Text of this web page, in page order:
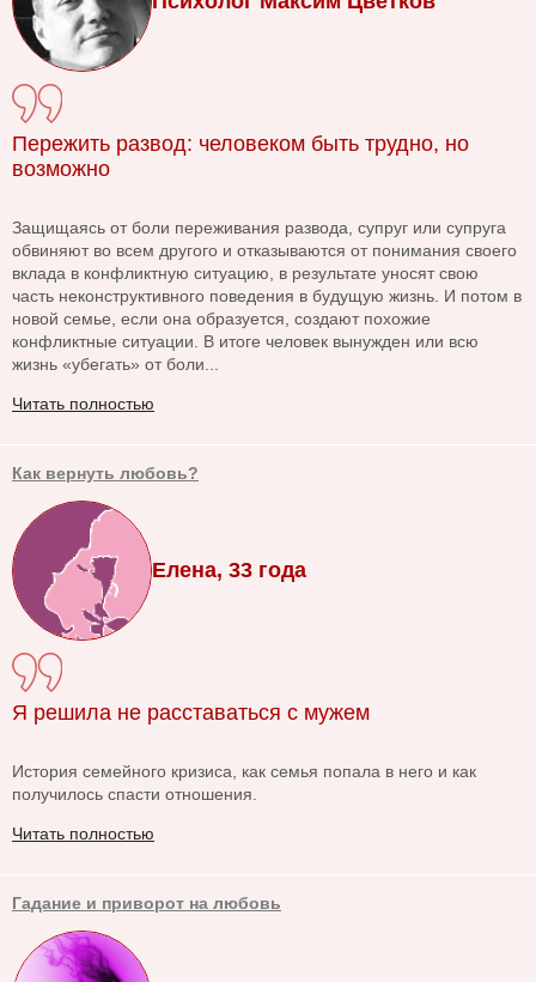
Пережить развод: человеком быть трудно, но
возможно
Защищаясь от боли переживания развода, супруг или супруга
обвиняют во всем другого и отказываются от понимания своего
вклада в конфликтную ситуацию, в результате уносят свою
часть неконструктивного поведения в будущую жизнь. И потом в
новой семье, если она образуется, создают похожие
конфликтные ситуации. В итоге человек вынужден или всю
жизнь «убегать» от боли...
Читать полностью
Как вернуть любовь?
Елена, 33 года
Я решила не расставаться с мужем
История семейного кризиса, как семья попала в него и как
получилось спасти отношения.
Читать полностью
Гадание и приворот на любовь